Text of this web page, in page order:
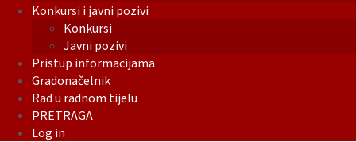
Konkursi i javni pozivi
Konkursi
Javni pozivi
Pristup informacijama
Gradonačelnik
Rad u radnom tijelu
PRETRAGA
Log in